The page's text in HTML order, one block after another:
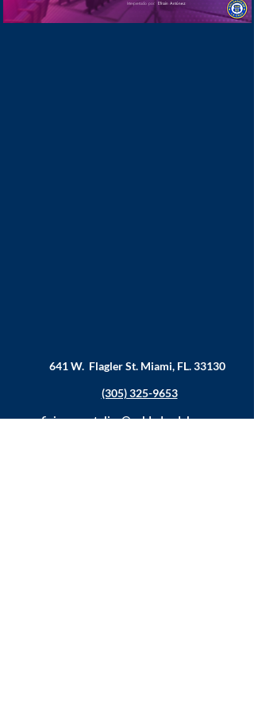
Interpretado por: Efraín Antúnez
641 W. Flagler St. Miami, FL. 33130
(305) 325-9653
oficina.apostolica@soldadosdelacruz.org